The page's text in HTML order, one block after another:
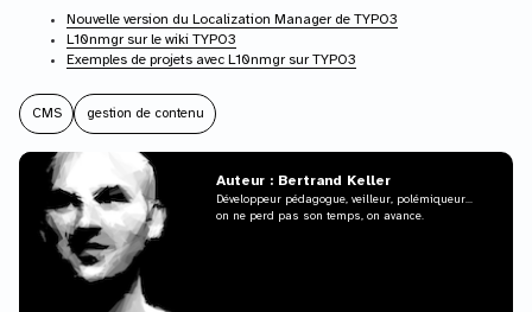
Nouvelle version du Localization Manager de TYPO3
L10nmgr sur le wiki TYPO3
Exemples de projets avec L10nmgr sur TYPO3
CMS gestion de contenu
Auteur : Bertrand Keller
Développeur pédagogue, veilleur, polémiqueur...
on ne perd pas son temps, on avance.